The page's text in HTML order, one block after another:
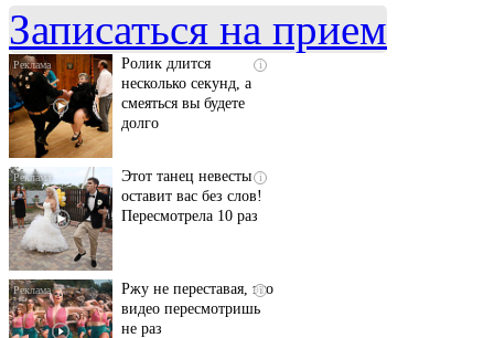
Записаться на прием
i
Ролик длится
несколько секунд, а
смеяться вы будете
долго
i
Этот танец невесты
оставит вас без слов!
Пересмотрела 10 раз
i
Ржу не переставая, это
видео пересмотришь
не раз